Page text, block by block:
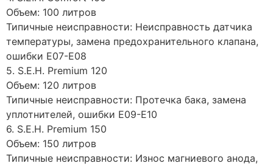
Объем: 100 литров
Типичные неисправности: Неисправность датчика
температуры, замена предохранительного клапана,
ошибки E07-E08
5. S.E.H. Premium 120
Объем: 120 литров
Типичные неисправности: Протечка бака, замена
уплотнителей, ошибки E09-E10
6. S.E.H. Premium 150
Объем: 150 литров
Типичные неисправности: Износ магниевого анода,